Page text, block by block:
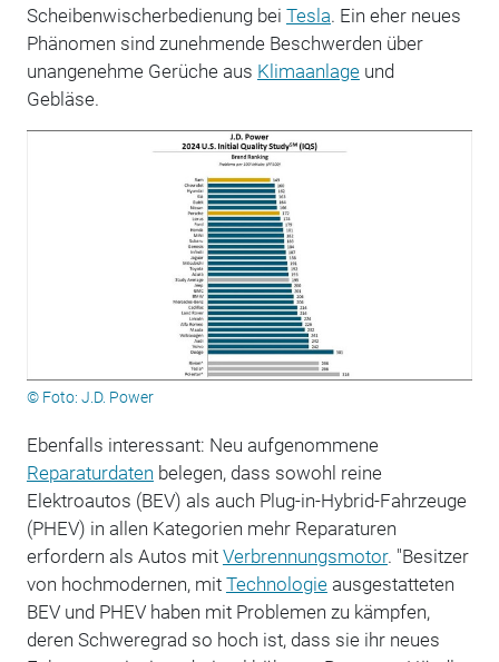
Scheibenwischerbedienung bei Tesla. Ein eher neues
Phänomen sind zunehmende Beschwerden über
unangenehme Gerüche aus Klimaanlageund
Gebläse.
© Foto: J.D. Power
Ebenfalls interessant: Neu aufgenommene
Reparaturdaten belegen, dass sowohl reine
Elektroautos (BEV) als auch Plug-in-Hybrid-Fahrzeuge
(PHEV) in allen Kategorien mehr Reparaturen
erfordern als Autos mit Verbrennungsmotor. "Besitzer
von hochmodernen, mit Technologieausgestatteten
BEV und PHEV haben mit Problemen zu kämpfen,
deren Schweregrad so hoch ist, dass sie ihr neues